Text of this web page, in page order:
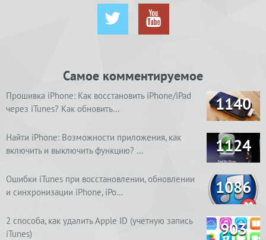
Самое комментируемое
Прошивка iPhone: Как восстановить iPhone/iPad
через iTunes? Как обновить…
1140
Найти iPhone: Возможности приложения, как
включить и выключить функцию? …
1124
Ошибки iTunes при восстановлении, обновлении
и синхронизации iPhone, iPo…
1086
2 способа, как удалить Apple ID (учетную запись
iTunes)
903